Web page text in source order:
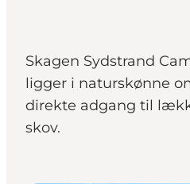
Planlegg reisen
Skagen Sydstrand
ligger i naturskønne
direkte adgang til
skov.